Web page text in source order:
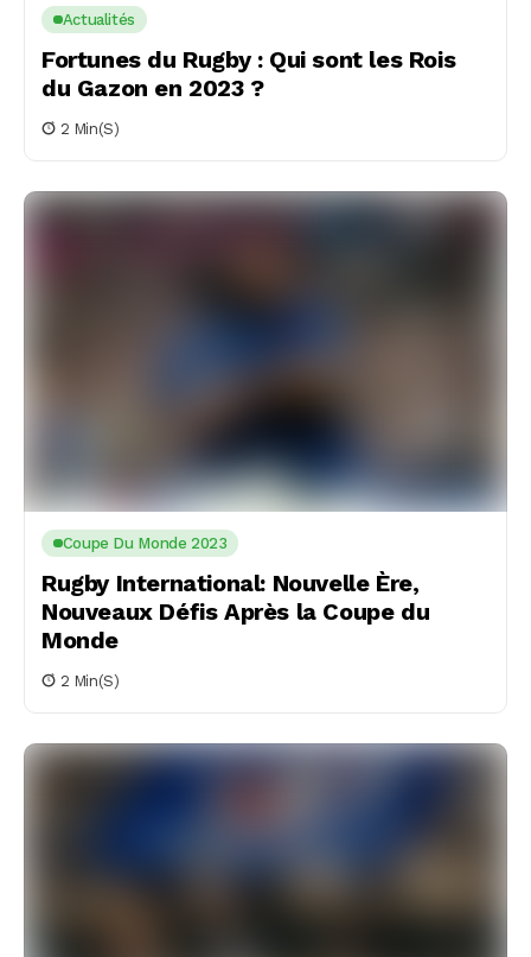
Actualités
Fortunes du Rugby : Qui sont les Rois
du Gazon en 2023 ?
2 Min(s)
Coupe Du Monde 2023
Rugby International: Nouvelle Ère,
Nouveaux Défis Après la Coupe du
Monde
2 Min(s)